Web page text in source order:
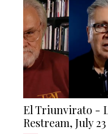
El Triunvirato -
Restream, July 23